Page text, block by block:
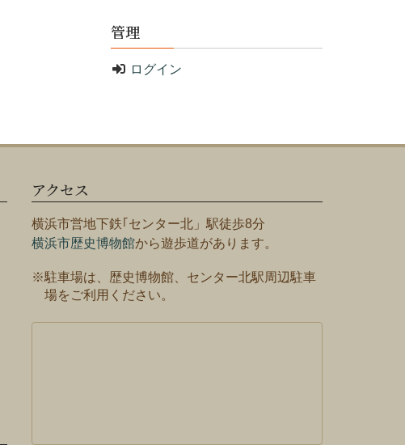
管理
ログイン
アクセス
横浜市営地下鉄｢センター北」駅徒歩8分
横浜市歴史博物館から遊歩道があります。
※駐車場は、歴史博物館、センター北駅周辺駐車
場をご利用ください。